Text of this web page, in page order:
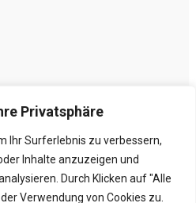
Privatsphäre
Ihr Surferlebnis zu verbessern,
Inhalte anzuzeigen und
Durch Klicken auf "Alle
Verwendung von Cookies zu.